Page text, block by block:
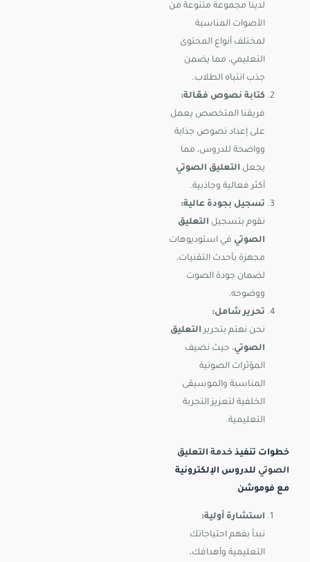
لدينا مجموعة متنوعة من
الأصوات المناسبة
لمختلف أنواع المحتوى
التعليمي، مما يضمن
جذب انتباه الطلاب.
كتابة نصوص فعّالة:
فريقنا المتخصص يعمل
على إعداد نصوص جذابة
وواضحة للدروس، مما
يجعل التعليق الصوتي
أكثر فعالية وجاذبية.
تسجيل بجودة عالية:
نقوم بتسجيل التعليق
الصوتي في استوديوهات
مجهزة بأحدث التقنيات،
لضمان جودة الصوت
ووضوحه.
تحرير شامل:
نحن نهتم بتحرير التعليق
الصوتي، حيث نضيف
المؤثرات الصوتية
المناسبة والموسيقى
الخلفية لتعزيز التجربة
التعليمية.
خطوات تنفيذ خدمة التعليق
الصوتي للدروس الإلكترونية
مع فوموشن
استشارة أولية:
نبدأ بفهم احتياجاتك
التعليمية وأهدافك،